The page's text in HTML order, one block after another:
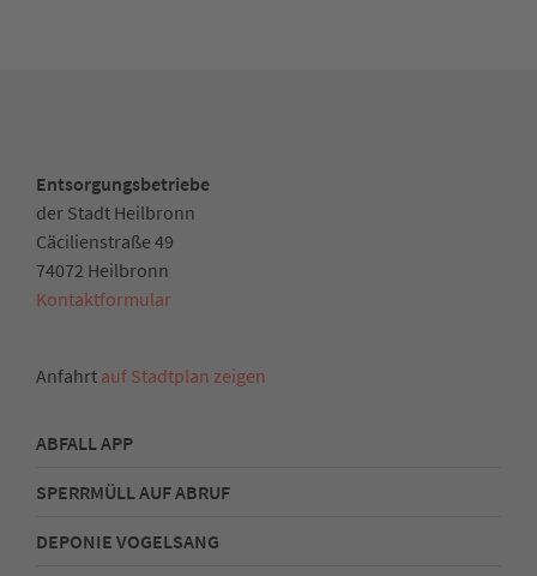
Entsorgungsbetriebe
der Stadt Heilbronn
Cäcilienstraße 49
74072 Heilbronn
Kontaktformular
Anfahrt auf Stadtplan zeigen
ABFALL APP
SPERRMÜLL AUF ABRUF
DEPONIE VOGELSANG